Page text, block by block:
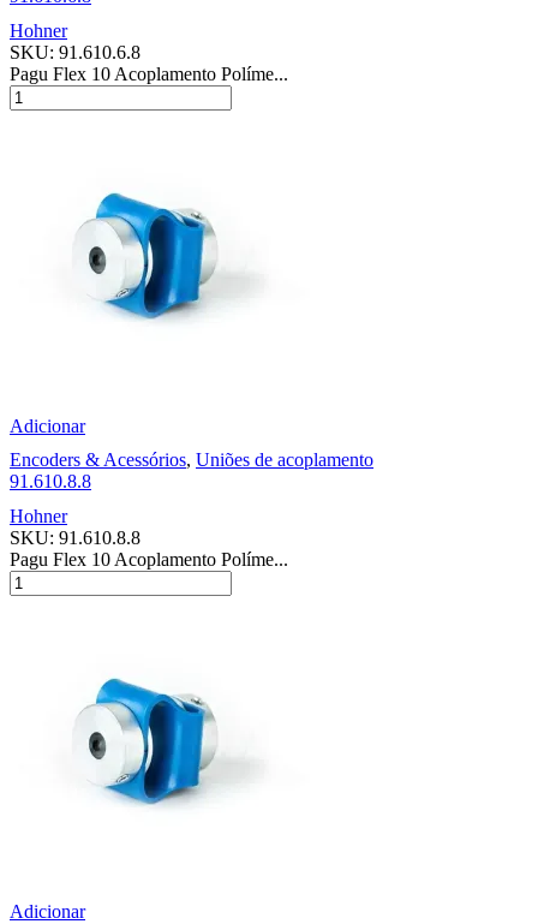
Hohner
SKU: 91.610.6.8
Pagu Flex 10 Acoplamento Políme...
Adicionar
Encoders & Acessórios, Uniões de acoplamento
91.610.8.8
Hohner
SKU: 91.610.8.8
Pagu Flex 10 Acoplamento Políme...
Adicionar